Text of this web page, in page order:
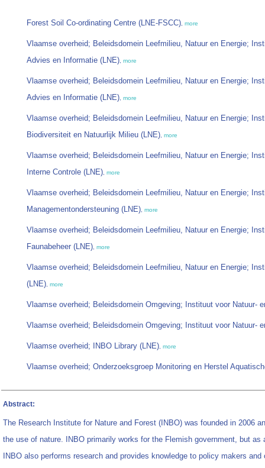
Forest Soil Co-ordinating Centre (LNE-FSCC), more
Vlaamse overheid; Beleidsdomein Leefmilieu, Natuur en Energie;
Advies en Informatie (LNE), more
Vlaamse overheid; Beleidsdomein Leefmilieu, Natuur en Energie;
Advies en Informatie (LNE), more
Vlaamse overheid; Beleidsdomein Leefmilieu, Natuur en Energie;
Biodiversiteit en Natuurlijk Milieu (LNE), more
Vlaamse overheid; Beleidsdomein Leefmilieu, Natuur en Energie;
Interne Controle (LNE), more
Vlaamse overheid; Beleidsdomein Leefmilieu, Natuur en Energie;
Managementondersteuning (LNE), more
Vlaamse overheid; Beleidsdomein Leefmilieu, Natuur en Energie;
Faunabeheer (LNE), more
Vlaamse overheid; Beleidsdomein Leefmilieu, Natuur en Energie;
(LNE), more
Vlaamse overheid; Beleidsdomein Omgeving; Instituut voor Natuur-
Vlaamse overheid; Beleidsdomein Omgeving; Instituut voor Natuur-
Vlaamse overheid; INBO Library (LNE), more
Vlaamse overheid; Onderzoeksgroep Monitoring en Herstel
Abstract:
The Research Institute for Nature and Forest (INBO) was founded in 2006
the use of nature. INBO primarily works for the Flemish government, but
INBO also performs research and provides knowledge to policy makers